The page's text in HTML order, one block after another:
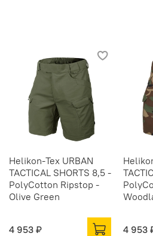
Helikon-Tex URBAN
TACTICAL SHORTS 8,5 -
PolyCotton Ripstop -
Olive Green
4 953 ₽ 4 953